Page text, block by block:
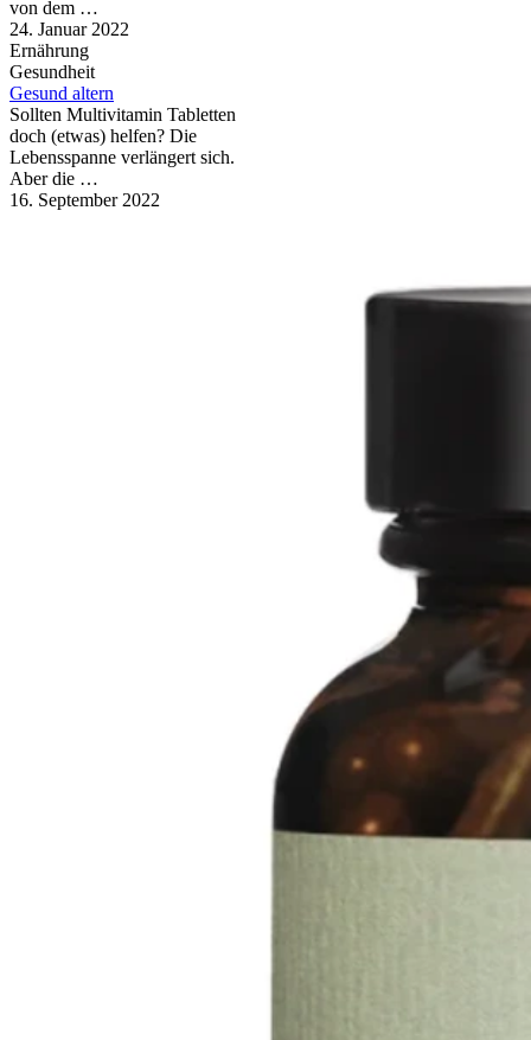
von dem …
24. Januar 2022
Ernährung
Gesundheit
Gesund altern
Sollten Multivitamin Tabletten
doch (etwas) helfen? Die
Lebensspanne verlängert sich.
Aber die …
16. September 2022